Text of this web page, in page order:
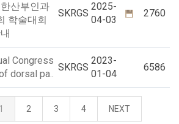
산부인과
학술대회
SKRGS
2025-
04-03
2760
Congress
dorsal pa..
SKRGS
2023-
01-04
6586
1 2 3 4 NEXT